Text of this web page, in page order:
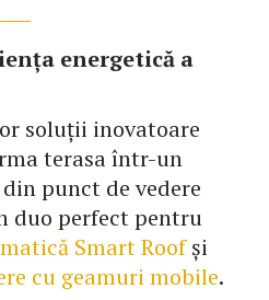
energetică a
soluții inovatoare
terasa într-un
punct de vedere
duo perfect pentru
Smart Roofși
cu geamuri mobile.